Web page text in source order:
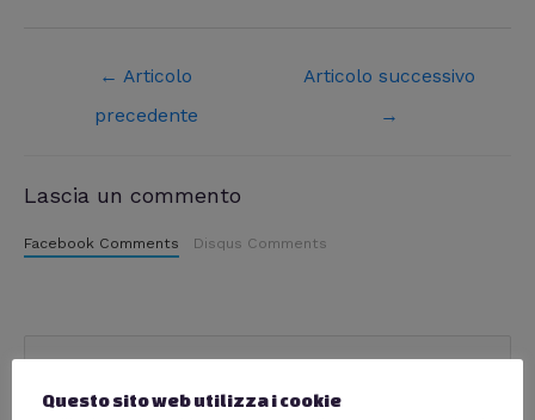
← Articolo
precedente
Articolo successivo
→
Lascia un commento
Facebook Comments Disqus Comments
Questo sito web utilizza i cookie